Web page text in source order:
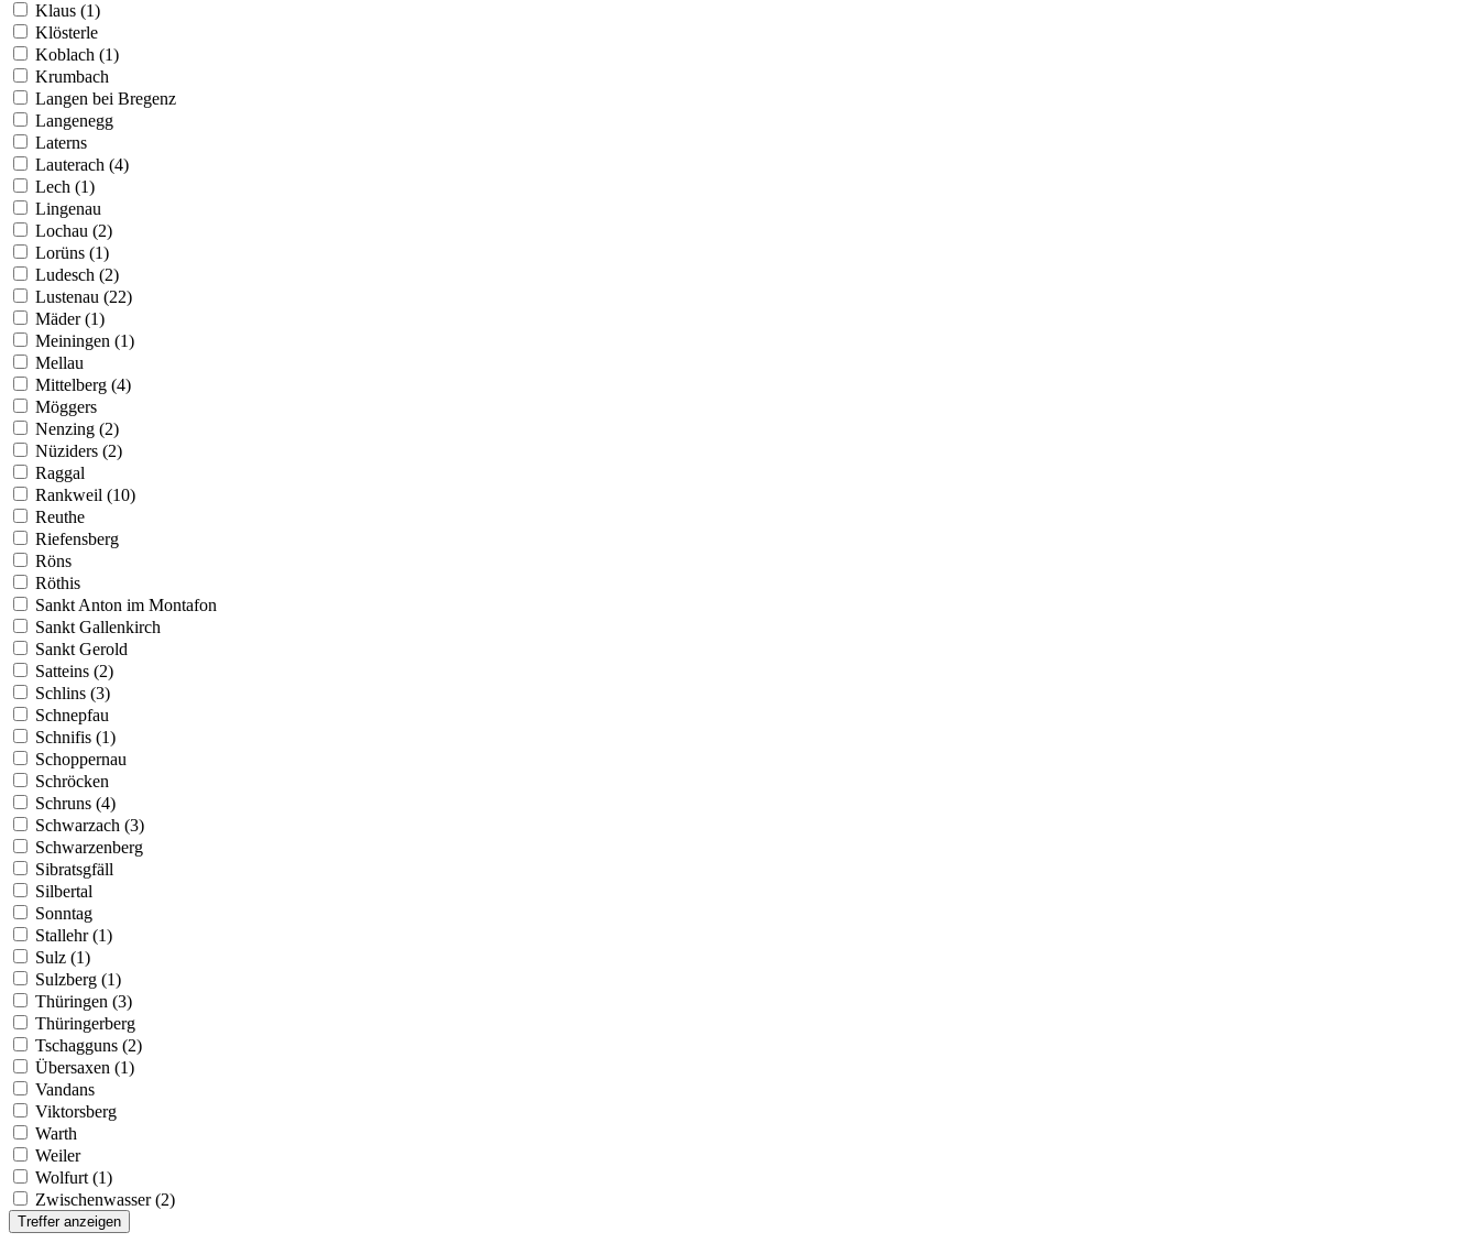
Klaus (1)
Klösterle
Koblach (1)
Krumbach
Langen bei Bregenz
Langenegg
Laterns
Lauterach (4)
Lech (1)
Lingenau
Lochau (2)
Lorüns (1)
Ludesch (2)
Lustenau (22)
Mäder (1)
Meiningen (1)
Mellau
Mittelberg (4)
Möggers
Nenzing (2)
Nüziders (2)
Raggal
Rankweil (10)
Reuthe
Riefensberg
Röns
Röthis
Sankt Anton im Montafon
Sankt Gallenkirch
Sankt Gerold
Satteins (2)
Schlins (3)
Schnepfau
Schnifis (1)
Schoppernau
Schröcken
Schruns (4)
Schwarzach (3)
Schwarzenberg
Sibratsgfäll
Silbertal
Sonntag
Stallehr (1)
Sulz (1)
Sulzberg (1)
Thüringen (3)
Thüringerberg
Tschagguns (2)
Übersaxen (1)
Vandans
Viktorsberg
Warth
Weiler
Wolfurt (1)
Zwischenwasser (2)
Treffer anzeigen